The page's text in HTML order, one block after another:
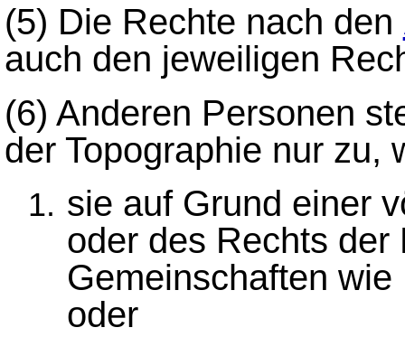
(5) Die Rechte nach den
auch den jeweiligen
(6) Anderen Personen
der Topographie nur zu,
sie auf Grund einer
oder des Rechts der
Gemeinschaften
oder